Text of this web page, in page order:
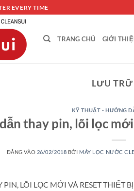
EVERY TIME
TRANG CHỦ GIỚI
LƯU
KỸ THUẬT - HƯỚNG
thay pin, lõi lọc
ĐĂNG VÀO 26/02/2018 BỞI MÁY LỌC NƯỚC
LÕI LỌC MỚI VÀ RESET THIẾT